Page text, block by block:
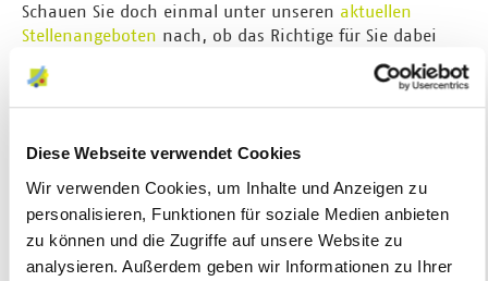
Diese Webseite verwendet Cookies
Wir verwenden Cookies, um Inhalte und Anzeigen zu
personalisieren, Funktionen für soziale Medien anbieten
zu können und die Zugriffe auf unsere Website zu
analysieren. Außerdem geben wir Informationen zu Ihrer
Schauen Sie doch einmal unter unseren aktuellen
Stellenangeboten nach, ob das Richtige für Sie dabei
Falls nicht können Sie sichhierinitiativ bewerben!